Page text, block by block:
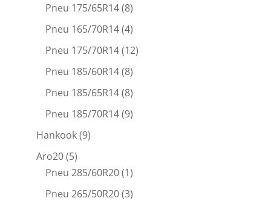
Pneu 175/65R14(8)
Pneu 165/70R14(4)
Pneu 175/70R14(12)
Pneu 185/60R14(8)
Pneu 185/65R14(8)
Pneu 185/70R14(9)
Hankook(9)
Aro20(5)
Pneu 285/60R20(1)
Pneu 265/50R20(3)